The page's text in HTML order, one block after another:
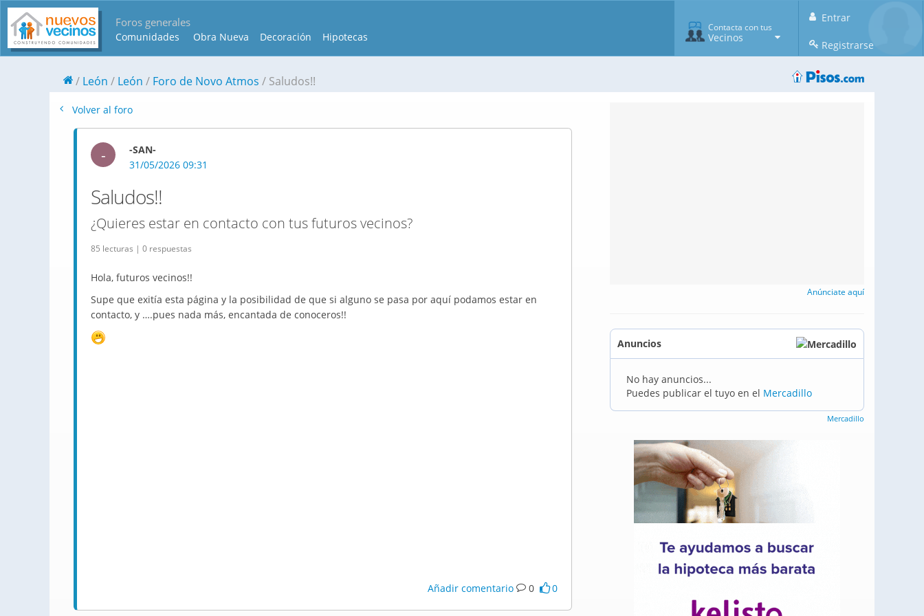
Foros generales
Comunidades Obra Nueva Decoración Hipotecas
Entrar
Registrarse
Contacta con tus
Vecinos
León León Foro de Novo Atmos Saludos!!
Volver al foro
-
-SAN-
31/05/2026 09:31
Saludos!!
¿Quieres estar en contacto con tus futuros vecinos?
85 lecturas | 0 respuestas
Hola, futuros vecinos!!
Supe que exitía esta página y la posibilidad de que si alguno se pasa por aquí podamos estar en
contacto, y ….pues nada más, encantada de conoceros!!
Añadir comentario 0 0
Anúnciate aquí
Anuncios
No hay anuncios...
Puedes publicar el tuyo en el Mercadillo
Mercadillo